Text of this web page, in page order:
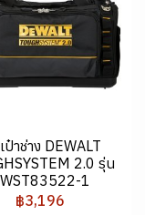
ป๋าช่าง DEWALT
2.0 รุ่น
1
฿3,196